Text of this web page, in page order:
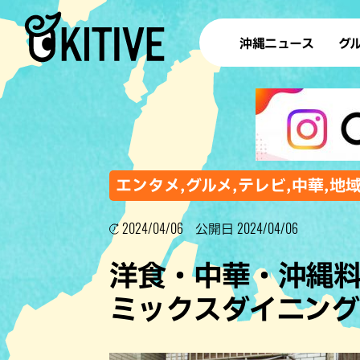
沖縄ニュース グ
ラ
テイ
すし
沖
ステー
その他
エンタメ,グルメ,テレビ,中華,地
2024/04/06 公開日 2024/04/06
洋食・中華・沖縄
ミックスダイニン